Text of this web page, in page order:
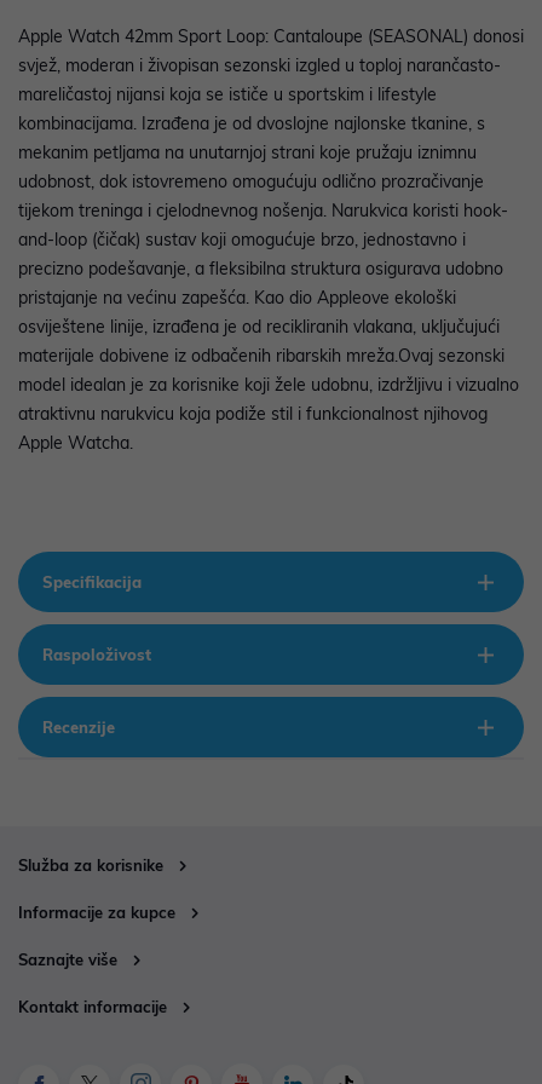
Apple Watch 42mm Sport Loop: Cantaloupe (SEASONAL) donosi
svjež, moderan i živopisan sezonski izgled u toploj narančasto-
mareličastoj nijansi koja se ističe u sportskim i lifestyle
kombinacijama. Izrađena je od dvoslojne najlonske tkanine, s
mekanim petljama na unutarnjoj strani koje pružaju iznimnu
udobnost, dok istovremeno omogućuju odlično prozračivanje
tijekom treninga i cjelodnevnog nošenja. Narukvica koristi hook-
and-loop (čičak) sustav koji omogućuje brzo, jednostavno i
precizno podešavanje, a fleksibilna struktura osigurava udobno
pristajanje na većinu zapešća. Kao dio Appleove ekološki
osviještene linije, izrađena je od recikliranih vlakana, uključujući
materijale dobivene iz odbačenih ribarskih mreža.Ovaj sezonski
model idealan je za korisnike koji žele udobnu, izdržljivu i vizualno
atraktivnu narukvicu koja podiže stil i funkcionalnost njihovog
Apple Watcha.
Specifikacija
Raspoloživost
Recenzije
Služba za korisnike
Informacije za kupce
Saznajte više
Kontakt informacije